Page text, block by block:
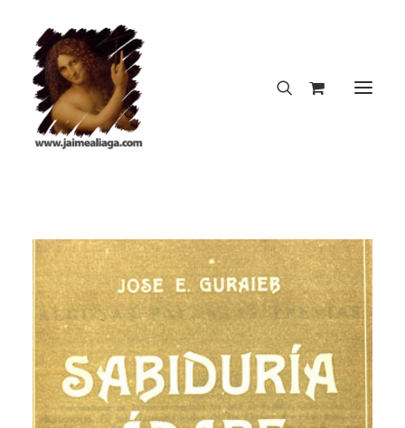
CREACIONES DEL AUTOR
DICCIONARIO INSOPORTABLE
LA NOTA PERFECTA
BLOG
CONTACTO